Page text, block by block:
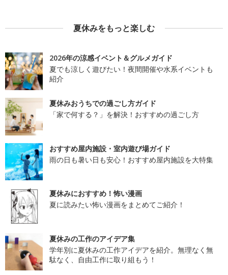
夏休みをもっと楽しむ
2026年の涼感イベント＆グルメガイド
夏でも涼しく遊びたい！夜間開催や水系イベントも
紹介
夏休みおうちでの過ごし方ガイド
「家で何する？」を解決！おすすめの過ごし方
おすすめ屋内施設・室内遊び場ガイド
雨の日も暑い日も安心！おすすめ屋内施設を大特集
夏休みにおすすめ！怖い漫画
夏に読みたい怖い漫画をまとめてご紹介！
夏休みの工作のアイデア集
学年別に夏休みの工作アイデアを紹介。無理なく無
駄なく、自由工作に取り組もう！